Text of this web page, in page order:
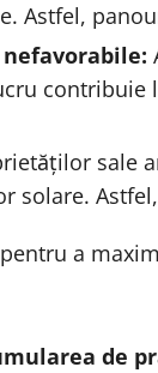
Astfel,
sale
solare.
a
de